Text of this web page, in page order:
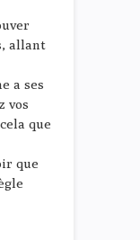
allant
a ses
vos
que
que